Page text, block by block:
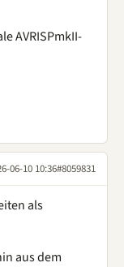
AVRISPmkII-
06-10 10:36#8059831
als
aus dem